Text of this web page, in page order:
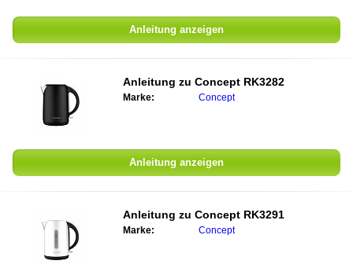
Anleitung anzeigen
Anleitung zu Concept RK3282
Marke: Concept
Anleitung anzeigen
Anleitung zu Concept RK3291
Marke: Concept